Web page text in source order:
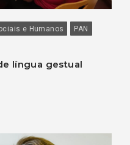
e Humanos
PAN
língua gestual